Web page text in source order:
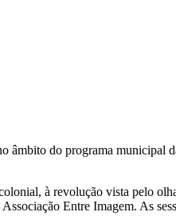
do programa municipal
à revolução vista pelo
Entre Imagem. As